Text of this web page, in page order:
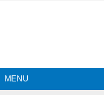
MENU